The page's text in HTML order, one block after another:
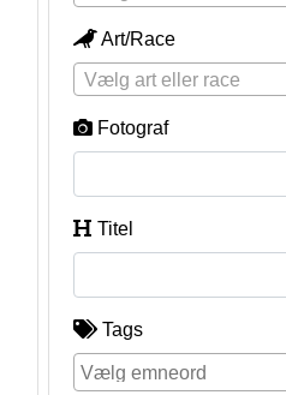
Art/Race
Vælg art eller race
Fotograf
Titel
Tags